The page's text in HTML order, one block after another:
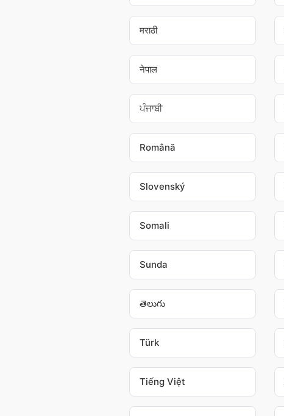
मराठी
नेपाल
ਪੰਜਾਬੀ
Română
Slovenský
Somali
Sunda
తెలుగు
Türk
Tiếng Việt